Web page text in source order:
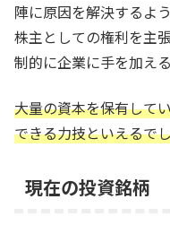
陣に原因を解決するよ
株主としての権利を主
制的に企業に手を加え
大量の資本を保有して
できる力技といえるで
現在の投資銘柄